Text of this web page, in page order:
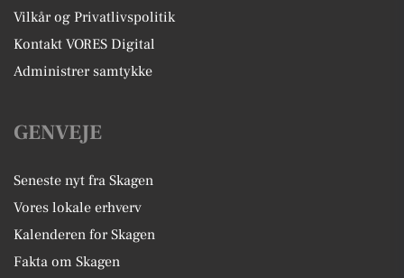
Vilkår og Privatlivspolitik
Kontakt VORES Digital
Administrer samtykke
GENVEJE
Seneste nyt fra Skagen
Vores lokale erhverv
Kalenderen for Skagen
Fakta om Skagen